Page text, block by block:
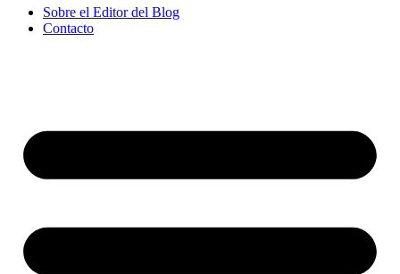
Sobre el Editor del Blog
Contacto